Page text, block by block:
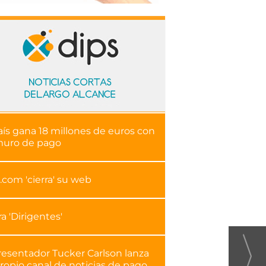
gana 18 millones de euros con
de pago
'cierra' su web
'Dirigentes'
Tucker Carlson lanza